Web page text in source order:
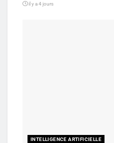
il y a 4 jours
INTELLIGENCE ARTIFICIELLE